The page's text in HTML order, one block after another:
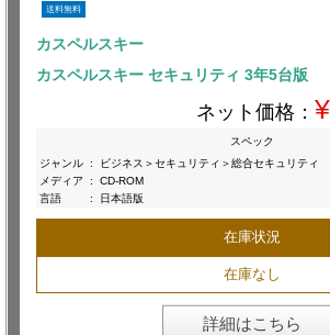
送料無料
カスペルスキー
カスペルスキー セキュリティ 3年5台版
ネット価格：
スペック
ジャンル :
ビジネス＞セキュリティ＞総合セキュリティ
メディア
:
CD-ROM
言語
: 日本語版
在庫状況
在庫なし
詳細はこちら